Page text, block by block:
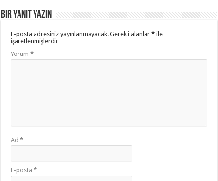
Bir yanıt yazın
E-posta adresiniz yayınlanmayacak. Gerekli alanlar* ile
işaretlenmişlerdir
Yorum*
Ad*
E-posta*